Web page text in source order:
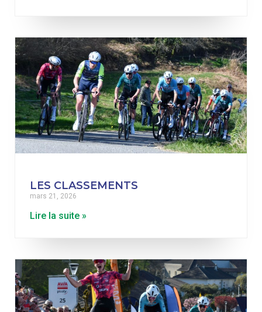
LES CLASSEMENTS
mars 21, 2026
Lire la suite »